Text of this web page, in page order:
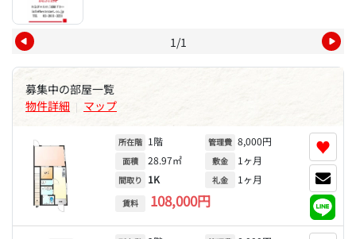
1/1
募集中の部屋一覧
物件詳細 | マップ
所在階 1階
面積 28.97㎡
間取り 1K
賃料 108,000円
管理費 8,000円
敷金 1ヶ月
礼金 1ヶ月
♥